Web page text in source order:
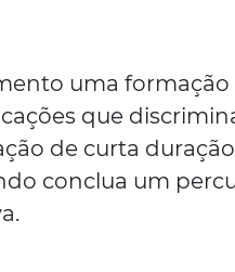
uma formação
que
de curta duração
conclua um